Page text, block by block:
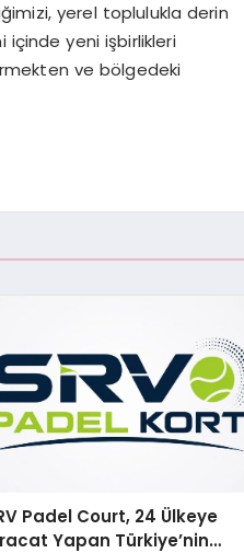
yerel toplulukla derin
içinde yeni işbirlikleri
ve bölgedeki
Padel Court, 24 Ülkeye
Yapan Türkiye’nin